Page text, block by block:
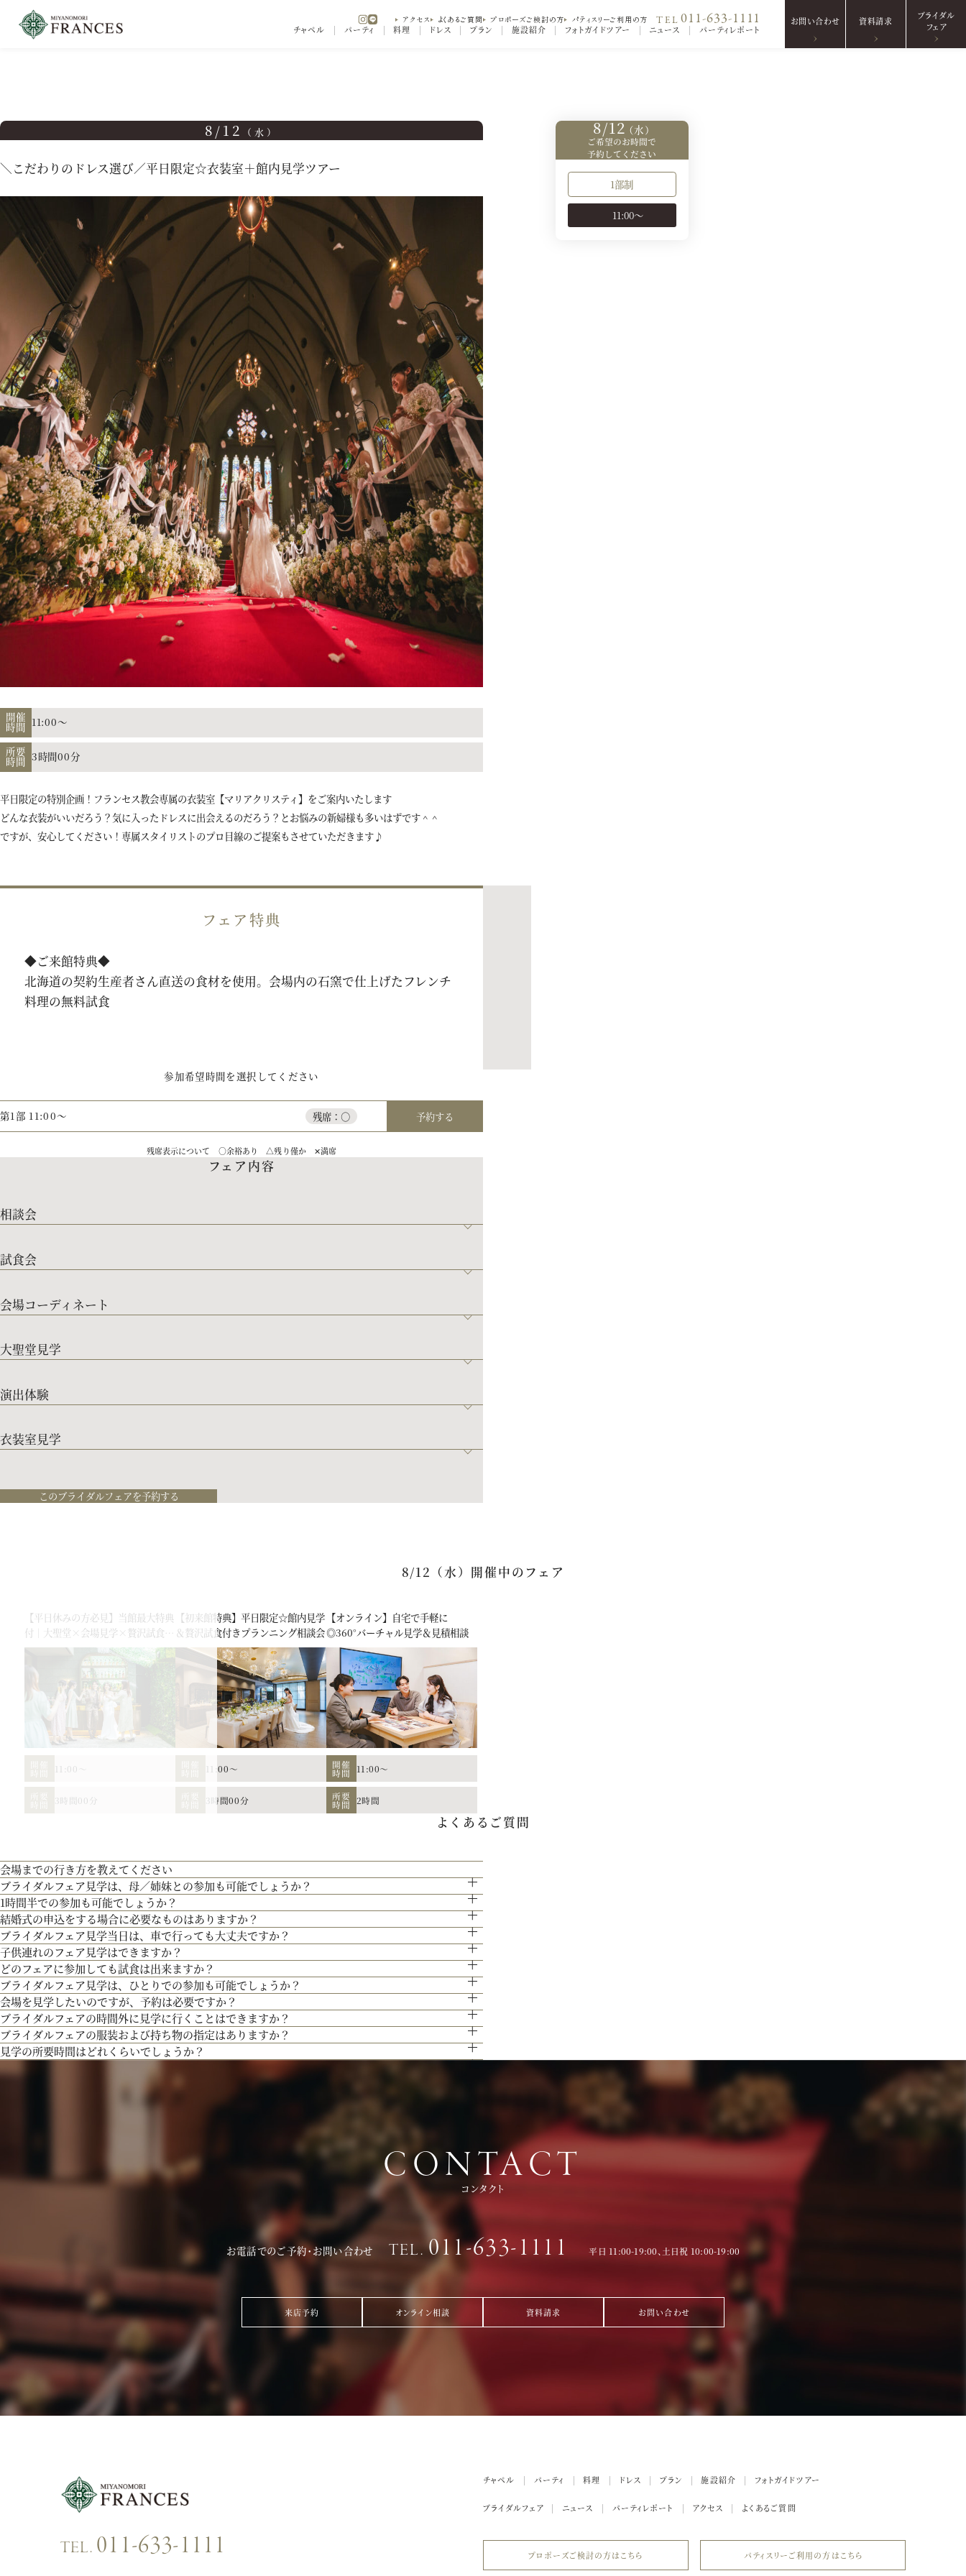
アクセス よくあるご質問 プロポーズご検討の方 パティスリーご利用の方 TEL 011-633-1111
チャペル パーティ 料理 ドレス プラン 施設紹介 フォトガイドツアー ニュース パーティレポート
お問い合わせ 資料請求
ブライダル
フェア
8/12 （水）
＼こだわりのドレス選び／平日限定☆衣装室＋館内見学ツアー
開催
時間 11:00～
所要
時間 3時間00分
平日限定の特別企画！フランセス教会専属の衣装室【マリアクリスティ】をご案内いたします
どんな衣装がいいだろう？気に入ったドレスに出会えるのだろう？とお悩みの新婦様も多いはずです＾＾
ですが、安心してください！専属スタイリストのプロ目線のご提案もさせていただきます♪
フェア特典
◆ご来館特典◆
北海道の契約生産者さん直送の食材を使用。会場内の石窯で仕上げたフレンチ
料理の無料試食
参加希望時間を選択してください
第1部 11:00～ 残席：○ 予約する
残席表示について ○余裕あり △残り僅か ✕満席
フェア内容
相談会
会場の説明、ご案内はもちろん、お二人の理想や希望、予算をプロに相談しませんか。空き日程のご案内もさせていただき
試食会
【北海道フレンチ】北海道の契約生産者さん直送の食材を使用。アーティストのライブやイベントでもケータリング実績を持
会場コーディネート
リニューアルした宮の森フランセスをご紹介。
大聖堂見学
歴史を受け継ぐ本物の教会】200年の歴史を持つ礼拝堂を南フランスから移築。祭壇やパイプオルガン、ステンドグラスなど
も当時のまま。挙式当日の雰囲気をぜひ、体感してみて♪
演出体験
３Dプロジェクションマッピングを始め、先輩カップル絶賛の最先端のウェディング演出の数々をご紹介。ゲストと楽しむ演
出、お姫様のように注目される演出、あなたの理想にあったものをご提案します。
衣装室見学
専属衣装室『マリアクリスティ』をご案内。夢のような結婚式を彩るドレスを間近でご覧いただける特別な機会です。是非運
命の1着を見つけてみてください＊
このブライダルフェアを予約する
8/12 （水）
ご希望のお時間で
予約してください
1部制
11:00～
8/12（水）開催中のフェア
【平日休みの方必見】当館最大特典
付｜大聖堂×会場見学×贅沢試食フ
ェア
11:00～
3時間00分
【初来館特典】平日限定☆館内見学
＆贅沢試食付きプランニング相談会
11:00～
3時間00分
【オンライン】自宅で手軽に
◎360°バーチャル見学＆見積相談
開催
時間 11:00～
所要
時間 2時間
よくあるご質問
会場までの行き方を教えてください
●お車でお越しの方へ JR札幌駅から約15分 地下鉄西28丁目から約3分
●交通機関をご利用の方へ 地下鉄東西線「西28丁目」駅下車 2番出口より徒歩約15分となっております。
ブライダルフェア見学は、母／姉妹との参加も可能でしょうか？
もちろん可能です。親御様やご家族との参加も歓迎しております。
1時間半での参加も可能でしょうか？
通常、会場見学と試食で3時間程となります。時間内で必要なご案内にてご対応させて頂きます。
結婚式の申込をする場合に必要なものはありますか？
お内金と印鑑をお持ちいただいております。都度、プランナーよりご案内させて頂きますのでご安心ください。
ブライダルフェア見学当日は、車で行っても大丈夫ですか？
お車でお越しいただいても大丈夫です。その際は、会場併設の無料駐車場をご利用下さい。
子供連れのフェア見学はできますか？
もちろん可能です。授乳室等もご用意しておりますのでご安心ください。
また、お子様連れでのご来館が不安な場合は、オンライン相談フェアもご検討下さい。
どのフェアに参加しても試食は出来ますか？
「試食」マークのついているフェアにて、シェフ厳選料理の無料試食を行っております。
ブライダルフェア見学は、ひとりでの参加も可能でしょうか？
もちろん可能です。おひとり様でのご見学も歓迎しております。
会場を見学したいのですが、予約は必要ですか？
予約制ではございませんが、予約の方優先でご案内をしております。
事前にご予約頂けますとご希望の日時に見学確実かと存じますので、ブライダルフェアページより予約、またはお電話にてお
問い合わせください。
ブライダルフェアの時間外に見学に行くことはできますか？
ブライダルフェア開催時間帯での参加が難しい場合は、お電話にてお気軽にご相談下さい。
ブライダルフェアの服装および持ち物の指定はありますか？
特に指定はございません。服装は普段着でお気軽にお越しください。
持ち物は、写真が撮れるもの、筆記用具をお持ちいただけるとご検討の際に役立つかと思います。
見学の所要時間はどれくらいでしょうか？
ご試食やお見積もり・日程のご提示を含めて３時間程お時間を頂いております。
お時間に限りがある場合は、短縮も可能ですのでお気軽にお申し付けくださいませ。
CONTACT
コンタクト
お電話でのご予約・お問い合わせ TEL.011-633-1111 平日 11:00-19:00、土日祝 10:00-19:00
来店予約 オンライン相談 資料請求 お問い合わせ
TEL. 011-633-1111
チャペル パーティ 料理 ドレス プラン 施設紹介 フォトガイドツアー
ブライダルフェア ニュース パーティレポート アクセス よくあるご質問
プロポーズご検討の方はこちら パティスリーご利用の方はこちら